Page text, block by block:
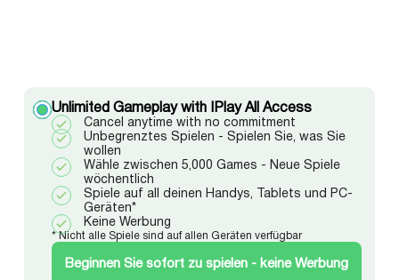
Unlimited Gameplay with IPlay All Access
Cancel anytime with no commitment
Unbegrenztes Spielen - Spielen Sie, was Sie
wollen
Wähle zwischen 5,000 Games - Neue Spiele
wöchentlich
Spiele auf all deinen Handys, Tablets und PC-
Geräten*
Keine Werbung
* Nicht alle Spiele sind auf allen Geräten verfügbar
Beginnen Sie sofort zu spielen - keine Werbung